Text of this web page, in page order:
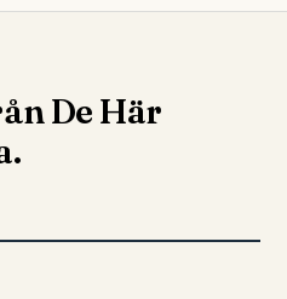
De Här